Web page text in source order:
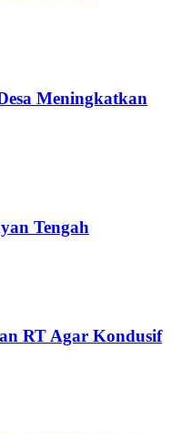
Meningkatkan
Tengah
RT Agar Kondusif